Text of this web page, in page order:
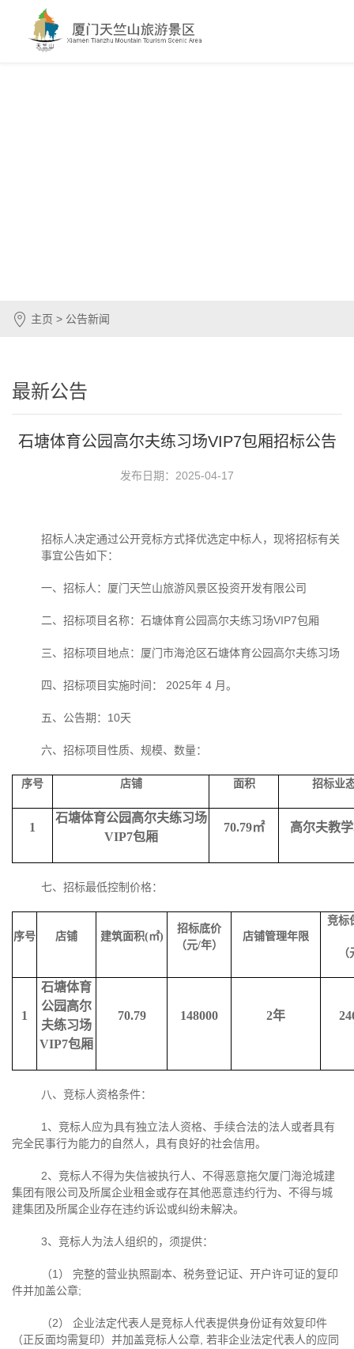
主页 > 公告新闻
最新公告
石塘体育公园高尔夫练习场VIP7包厢招标公告
发布日期：2025-04-17
招标人决定通过公开竞标方式择优选定中标人，现将招标有关
事宜公告如下：
一、招标人：厦门天竺山旅游风景区投资开发有限公司
二、招标项目名称：石塘体育公园高尔夫练习场VIP7包厢
三、招标项目地点：厦门市海沧区石塘体育公园高尔夫练习场
四、招标项目实施时间： 2025年 4 月。
五、公告期： 10天
六、招标项目性质、规模、数量：
序号 店铺 面积 招标业
1
石塘体育公园高尔夫练习场
VIP7包厢
70.79㎡ 高尔夫教
七、招标最低控制价格：
序号 店铺 建筑面积(㎡)
招标底价
（元/年）
店铺管理年限
竞标
1
石塘体育
公园高尔
夫练习场
VIP7包厢
70.79 148000 2年
八、竞标人资格条件：
1、竞标人应为具有独立法人资格、手续合法的法人或者具有
完全民事行为能力的自然人，具有良好的社会信用。
2、竞标人不得为失信被执行人、不得恶意拖欠厦门海沧城建
集团有限公司及所属企业租金或存在其他恶意违约行为、不得与城
建集团及所属企业存在违约诉讼或纠纷未解决。
3、竞标人为法人组织的，须提供：
（1 ） 完整的营业执照副本、税务登记证、开户许可证的复印
件并加盖公章;
（2） 企业法定代表人是竞标人代表提供身份证有效复印件
（正反面均需复印）并加盖竞标人公章 若非企业法定代表人的应同